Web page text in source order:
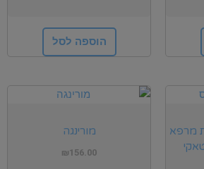
הוספה לסל
מרפא
מורינגה
₪156.00